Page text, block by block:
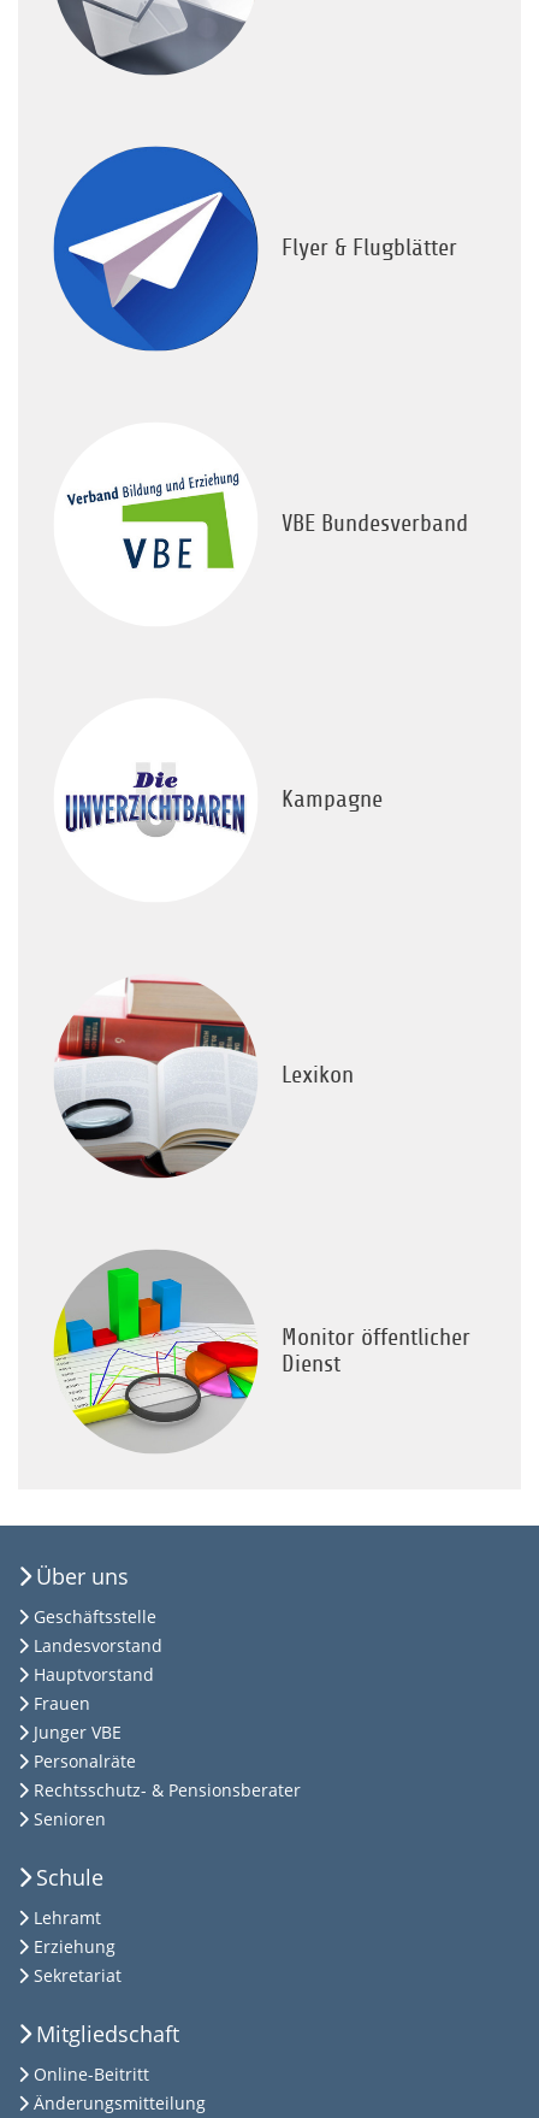
Flyer & Flugblätter
VBE Bundesverband
Kampagne
Lexikon
Monitor öffentlicher
Dienst
Über uns
Geschäftsstelle
Landesvorstand
Hauptvorstand
Frauen
Junger VBE
Personalräte
Rechtsschutz- & Pensionsberater
Senioren
Schule
Lehramt
Erziehung
Sekretariat
Mitgliedschaft
Online-Beitritt
Änderungsmitteilung